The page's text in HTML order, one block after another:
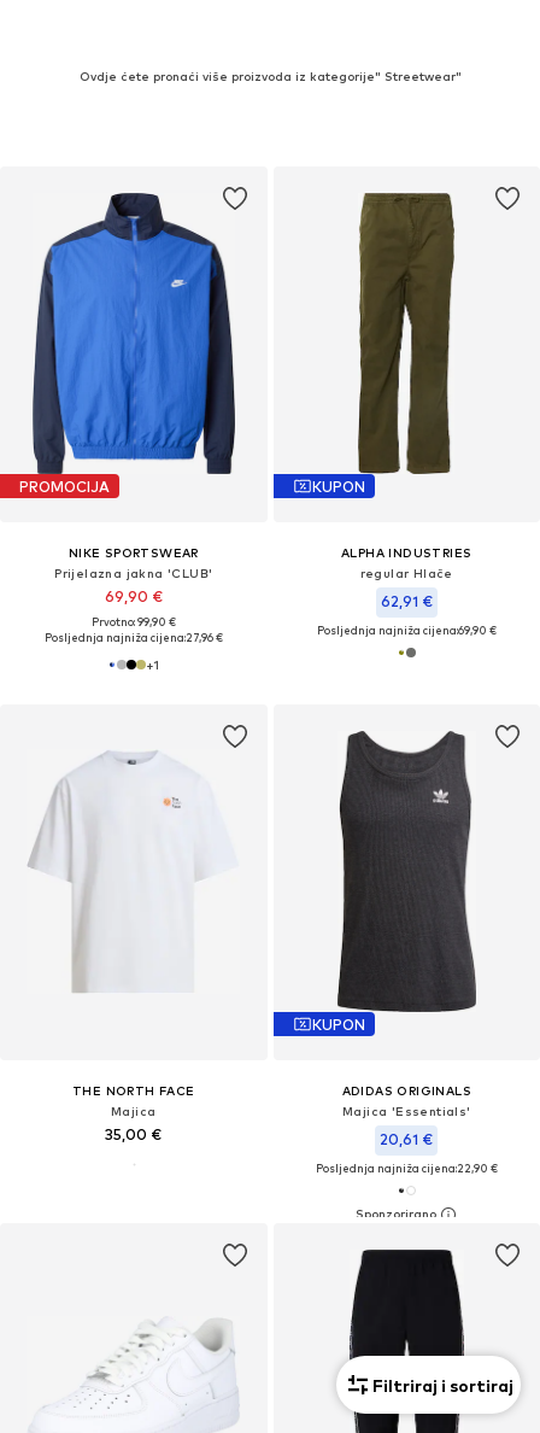
Ovdje ćete pronaći više proizvoda iz kategorije" Streetwear"
PROMOCIJA
NIKE SPORTSWEAR
Prijelazna jakna 'CLUB'
69,90 €
Prvotno: 99,90 €
Posljednja najniža cijena:27,96 €
+1
KUPON
ALPHA INDUSTRIES
regular Hlače
62,91 €
Posljednja najniža cijena:69,90 €
THE NORTH FACE
Majica
35,00 €
KUPON
ADIDAS ORIGINALS
Majica 'Essentials'
20,61 €
Posljednja najniža cijena:22,90 €
Filtriraj i sortiraj